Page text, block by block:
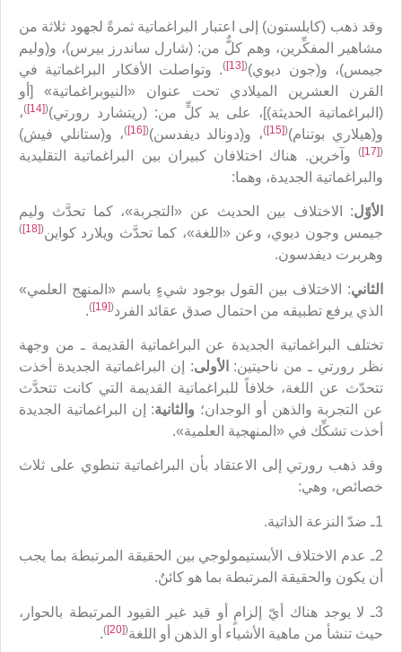
وقد ذهب (كابلستون) إلى اعتبار البراغماتية ثمرةً لجهود ثلاثة من
مشاهير المفكِّرين، وهم كلٌّ من: (شارل ساندرز بيرس)، و(وليم
جيمس)، و(جون ديوي)(
[13]
). وتواصلت الأفكار البراغماتية في
القرن العشرين الميلادي تحت عنوان «النيوبراغماتية» [أو
(البراغماتية الحديثة)]، على يد كلٍّ من: (ريتشارد رورتي)(
[14]
)،
و(هيلاري بوتنام)(
[15]
)، و(دونالد ديفدسن)(
[16]
)، و(ستانلي فيش)
(
[17]
)
وآخرين. هناك اختلافان كبيران بين البراغماتية التقليدية
والبراغماتية الجديدة، وهما:
الأوّل: الاختلاف بين الحديث عن «التجربة»، كما تحدَّث وليم
جيمس وجون ديوي، وعن «اللغة»، كما تحدَّث ويلارد كواين(
[18]
)
وهربرت ديفدسون.
الثاني: الاختلاف بين القول بوجود شيءٍ باسم «المنهج العلمي»
الذي يرفع تطبيقه من احتمال صدق عقائد الفرد(
[19]
)
.
تختلف البراغماتية الجديدة عن البراغماتية القديمة ـ من وجهة
نظر رورتي ـ من ناحيتين:
الأولى: إن البراغماتية الجديدة أخذت
تتحدّث عن اللغة، خلافاً للبراغماتية القديمة التي كانت تتحدَّث
عن التجربة والذهن أو الوجدان؛ والثانية: إن البراغماتية الجديدة
أخذت تشكِّك في «المنهجية العلمية».
وقد ذهب رورتي إلى الاعتقاد بأن البراغماتية تنطوي على ثلاث
خصائص، وهي:
1ـ ضدّ النزعة الذاتية.
2ـ عدم الاختلاف الأبستيمولوجي بين الحقيقة المرتبطة بما يجب
أن يكون والحقيقة المرتبطة بما هو كائنٌ.
3ـ لا يوجد هناك أيّ إلزامٍ أو قيد غير القيود المرتبطة بالحوار،
حيث تنشأ من ماهية الأشياء أو الذهن أو اللغة(
[20]
)
.